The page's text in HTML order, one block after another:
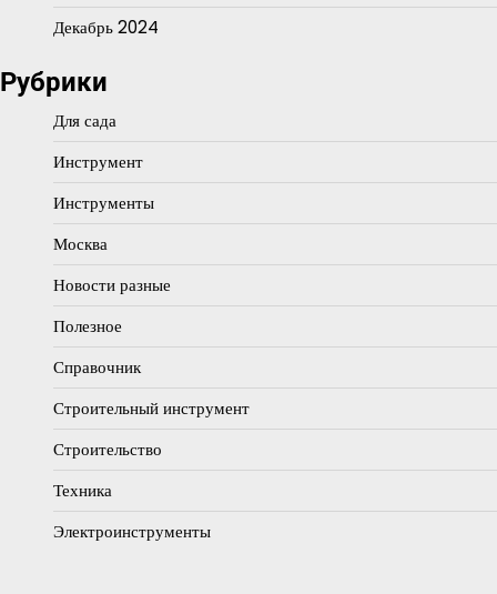
Декабрь 2024
Рубрики
Для сада
Инструмент
Инструменты
Москва
Новости разные
Полезное
Справочник
Строительный инструмент
Строительство
Техника
Электроинструменты